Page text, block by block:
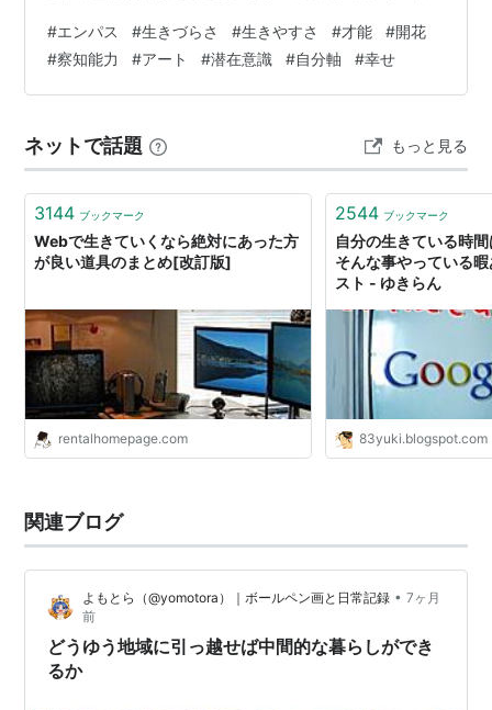
7月もあやの ちゆさん開催 無料トークイベント「心を整
える小さな会」に 参加してまいりました✨ ちゆさんの
noteはこちらです✨ note.com 5月の様子はこちらです✨
いつも探してくださ…
#エンパス #生きづらさ #生きやすさ #才能 #開花
#察知能力 #アート #潜在意識 #自分軸 #幸せ
ネットで話題 もっと見る
3144 ブックマーク
Webで生きていくなら絶対にあった方
が良い道具のまとめ[改訂版]
rentalhomepage.com
2544 ブックマーク
自分の生きている時
そんな事やっている
スト - ゆきらん
83yuki.blogspot.com
関連ブログ
よもとら（@yomotora）｜ボールペン画と日常記録 • 7ヶ月
前
どうゆう地域に引っ越せば中間的な暮らしができ
るか